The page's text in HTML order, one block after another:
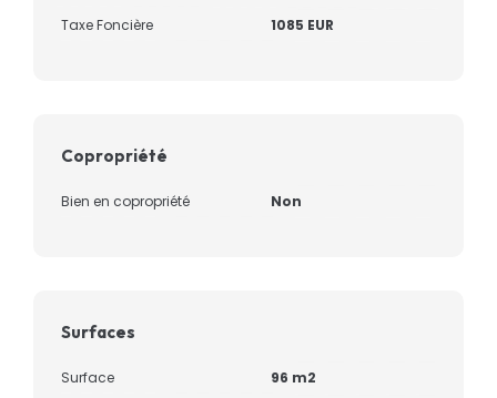
Taxe Foncière
1085 EUR
Copropriété
Bien en copropriété Non
Surfaces
Surface
96 m2